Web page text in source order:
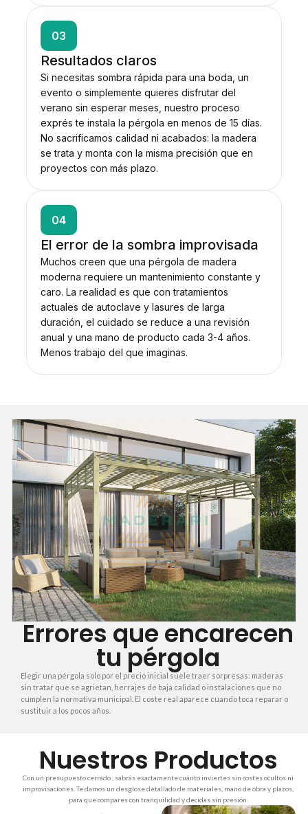
03
Resultados claros
Si necesitas sombra rápida para una boda, un
evento o simplemente quieres disfrutar del
verano sin esperar meses, nuestro proceso
exprés te instala la pérgola en menos de 15 días.
No sacrificamos calidad ni acabados: la madera
se trata y monta con la misma precisión que en
proyectos con más plazo.
04
El error de la sombra improvisada
Muchos creen que una pérgola de madera
moderna requiere un mantenimiento constante y
caro. La realidad es que con tratamientos
actuales de autoclave y lasures de larga
duración, el cuidado se reduce a una revisión
anual y una mano de producto cada 3-4 años.
Menos trabajo del que imaginas.
Errores que encarecen
tu pérgola
Elegir una pérgola solo por el precio inicial suele traer sorpresas: maderas
sin tratar que se agrietan, herrajes de baja calidad o instalaciones que no
cumplen la normativa municipal. El coste real aparece cuando toca reparar o
sustituir a los pocos años.
Nuestros Productos
Con un presupuesto cerrado , sabrás exactamente cuánto inviertes sin costes ocultos ni
improvisaciones. Te damos un desglose detallado de materiales, mano de obra y plazos,
para que compares con tranquilidad y decidas sin presión.